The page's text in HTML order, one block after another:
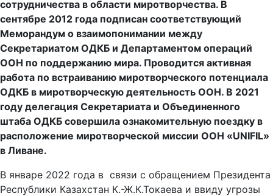
сотрудничества в области миротворчества. В
сентябре 2012 года подписан соответствующий
Меморандум о взаимопонимании между
Секретариатом ОДКБ и Департаментом операций
ООН по поддержанию мира. Проводится активная
работа по встраиванию миротворческого потенциала
ОДКБ в миротворческую деятельность ООН. В 2021
году делегация Секретариата и Объединенного
штаба ОДКБ совершила ознакомительную поездку в
расположение миротворческой миссии ООН «UNIFIL»
в Ливане.
В январе 2022 года в связи с обращением Президента
Республики Казахстан К.-Ж.К.Токаева и ввиду угрозы